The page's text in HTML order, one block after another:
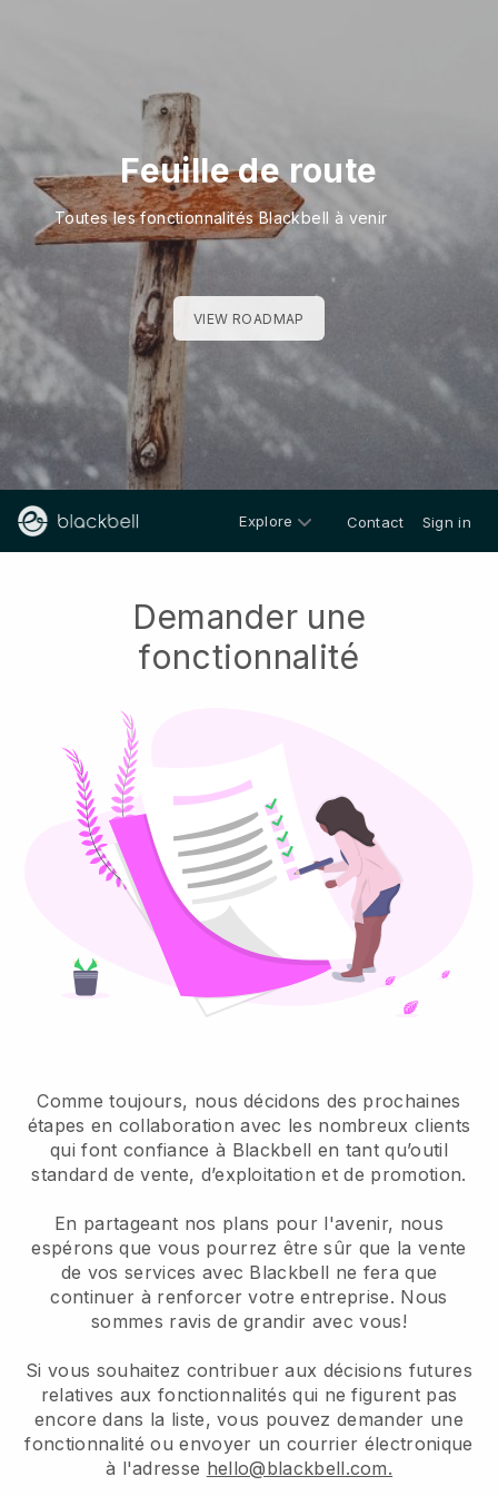
Feuille de route
Toutes les fonctionnalités Blackbell à venir
VIEW ROADMAP
Explore Contact Sign in
Demander une
fonctionnalité
Comme toujours, nous décidons des prochaines
étapes en collaboration avec les nombreux clients
qui font confiance à Blackbell en tant qu’outil
standard de vente, d’exploitation et de promotion.
En partageant nos plans pour l'avenir, nous
espérons que vous pourrez être sûr que la vente
de vos services avec Blackbell ne fera que
continuer à renforcer votre entreprise. Nous
sommes ravis de grandir avec vous!
Si vous souhaitez contribuer aux décisions futures
relatives aux fonctionnalités qui ne figurent pas
encore dans la liste, vous pouvez demander une
fonctionnalité ou envoyer un courrier électronique
à l'adresse hello@blackbell.com.